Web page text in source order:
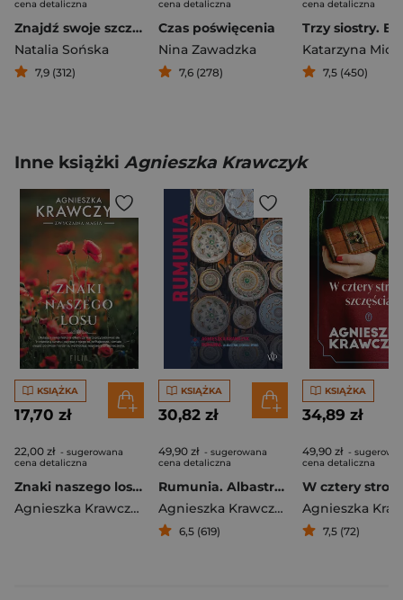
cena detaliczna
Znajdź swoje szczęście
Natalia Sońska
7,9 (312)
cena detaliczna
Czas poświęcenia
Nina Zawadzka
7,6 (278)
cena detaliczna
Trzy siostry.
Katarzyna
7,5 (450)
Inne książki Agnieszka Krawczyk
KSIĄŻKA
17,70 zł
22,00 zł - sugerowana
cena detaliczna
Znaki naszego losu wyd. kieszonkowe
Agnieszka Krawczyk
KSIĄŻKA
30,82 zł
49,90 zł - sugerowana
cena detaliczna
Rumunia. Albastru, ciorba i wino
Agnieszka Krawczyk
6,5 (619)
KSIĄŻKA
34,89 zł
49,90 zł -
cena detaliczna
7,5 (72)